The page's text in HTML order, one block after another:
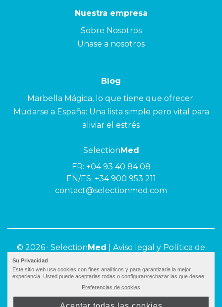
Nuestra empresa
Sobre Nosotros
Unase a nosotros
Blog
Marbella Mágica, lo que tiene que ofrecer.
Mudarse a España: Una lista simple pero vital para
aliviar el estrés
SelectionMed
FR: +04 93 40 84 08
EN/ES: +34 900 953 211
contact@selectionmed.com
© 2026 · SelectionMed
Aviso legal y Política de
Su Privacidad
Este sitio web usa cookies con fines analíticos y para garantizarle la mejor
experiencia. Usted puede aceptarlas todas o configurar/rechazar las que desee.
Preferencias de cookies